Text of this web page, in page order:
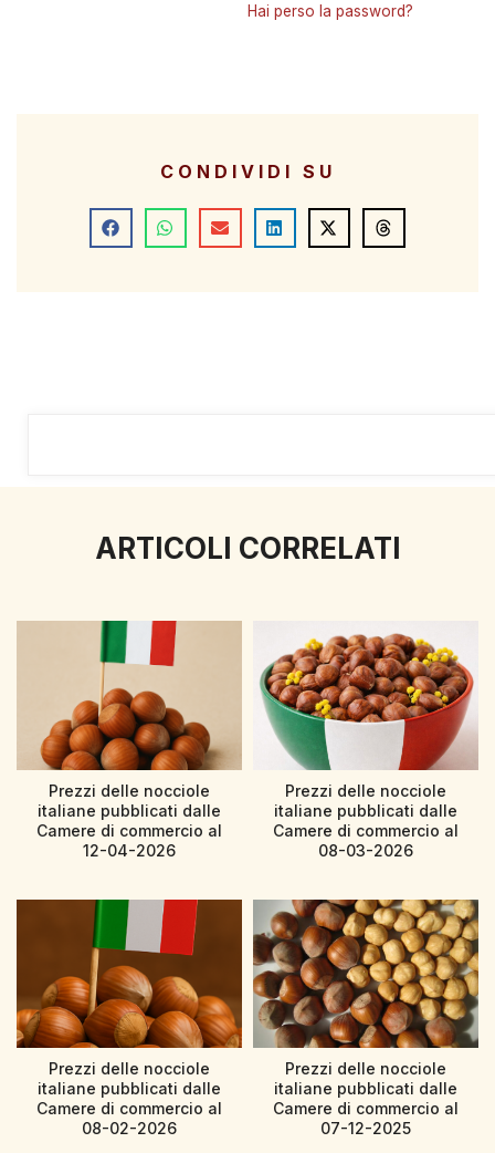
Hai perso la password?
CONDIVIDI SU
ARTICOLI CORRELATI
Prezzi delle nocciole
italiane pubblicati dalle
Camere di commercio al
12-04-2026
Prezzi delle nocciole
italiane pubblicati dalle
Camere di commercio al
08-03-2026
Prezzi delle nocciole
italiane pubblicati dalle
Camere di commercio al
08-02-2026
Prezzi delle nocciole
italiane pubblicati dalle
Camere di commercio al
07-12-2025